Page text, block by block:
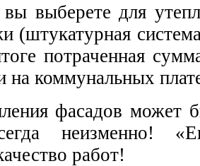
выберете для
(штукатурная
потраченная
на коммунальных
фасадов может
неизменно!
работ!